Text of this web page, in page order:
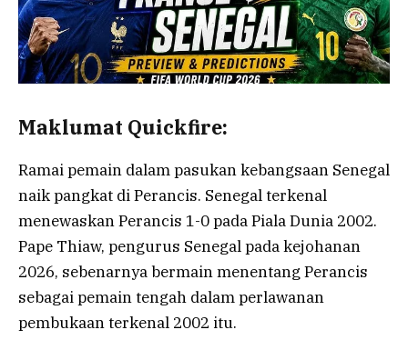
Maklumat Quickfire:
Ramai pemain dalam pasukan kebangsaan Senegal
naik pangkat di Perancis. Senegal terkenal
menewaskan Perancis 1-0 pada Piala Dunia 2002.
Pape Thiaw, pengurus Senegal pada kejohanan
2026, sebenarnya bermain menentang Perancis
sebagai pemain tengah dalam perlawanan
pembukaan terkenal 2002 itu.